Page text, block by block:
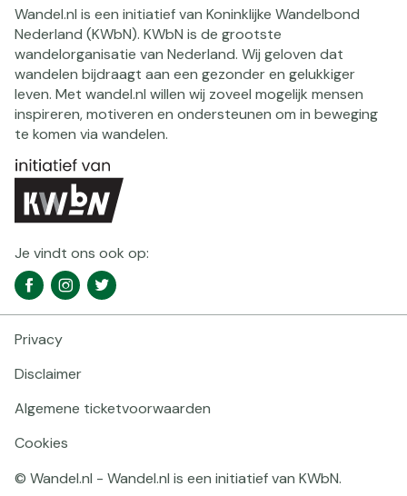
Wandel.nl is een initiatief van Koninklijke Wandelbond
Nederland (KWbN). KWbN is de grootste
wandelorganisatie van Nederland. Wij geloven dat
wandelen bijdraagt aan een gezonder en gelukkiger
leven. Met wandel.nl willen wij zoveel mogelijk mensen
inspireren, motiveren en ondersteunen om in beweging
te komen via wandelen.
Je vindt ons ook op:
Social
media
FacebookInstagramTwitter
© Wandel.nl - Wandel.nl is een initiatief van KWbN.
Footer
navigatie
Privacy
Disclaimer
Algemene ticketvoorwaarden
Cookies